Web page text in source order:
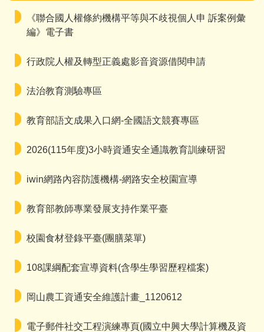
《聯合國人權條約機構平等與不歧視個人申 訴案例彙
編》電子書
行政院人權及轉型正義處影音資源借閱申請
法治教育測驗專區
教育部語文成果入口網-全國語文競賽專區
2026(115年度)3小時資通安全通識教育訓練研習
iwin網路內容防護機構-網路安全校園宣導
教育部教師專業發展支持作業平臺
校園食材登錄平臺(團膳菜單)
108課綱配套宣導資料(含學生學習歷程檔案)
岡山農工資通安全維護計畫_1120612
電子郵件社交工程演練專頁(國立中興大學計算機及資